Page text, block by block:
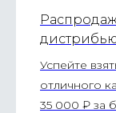
Успейте
отличного
35 000 ₽ за